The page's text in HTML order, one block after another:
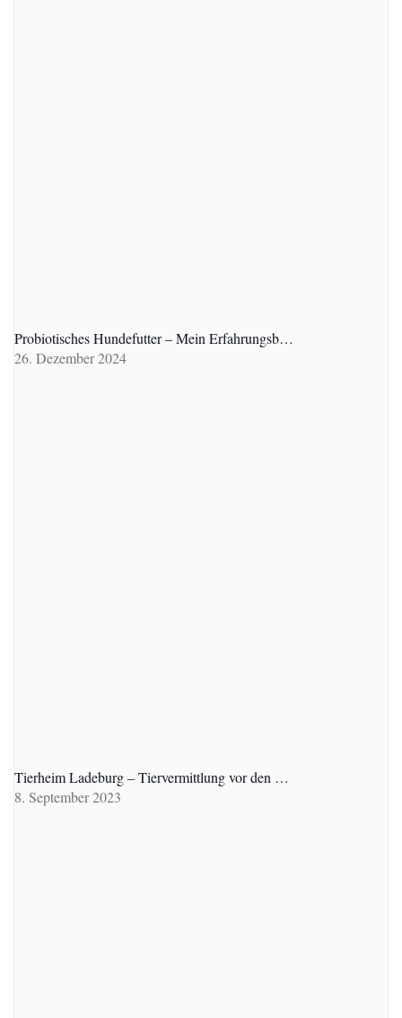
Probiotisches Hundefutter – Mein Erfahrungsb…
26. Dezember 2024
Tierheim Ladeburg – Tiervermittlung vor den …
8. September 2023